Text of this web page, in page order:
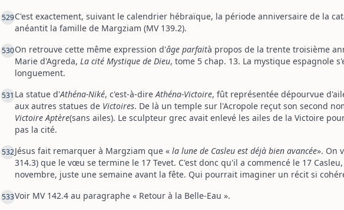
529C'est exactement, suivant le calendrier hébraïque, la période anniversaire de la
anéantit la famille de Margziam (MV 139.2).
530On retrouve cette même expression d'âge parfaità propos de la trente troisième
Marie d'Agreda, La cité Mystique de Dieu, tome 5 chap. 13. La mystique espagnole
longuement.
531 La statue d'Athéna-Niké, c'est-à-direAthéna-Victoire, fût représentée dépourvue
aux autres statues de Victoires. De là un temple sur l'Acropole reçut son second
Victoire Aptère(sans ailes). Le sculpteur grec avait enlevé les ailes de la Victoire
pas la cité.
532Jésus fait remarquer à Margziam que « la lune de Casleu est déjà bien avancée». On
314.3) que le vœu se termine le 17 Tevet. C'est donc qu'il a commencé le 17
novembre, juste une semaine avant la fête. Qui pourrait imaginer un récit si
533Voir MV 142.4 au paragraphe « Retour à la Belle-Eau ».